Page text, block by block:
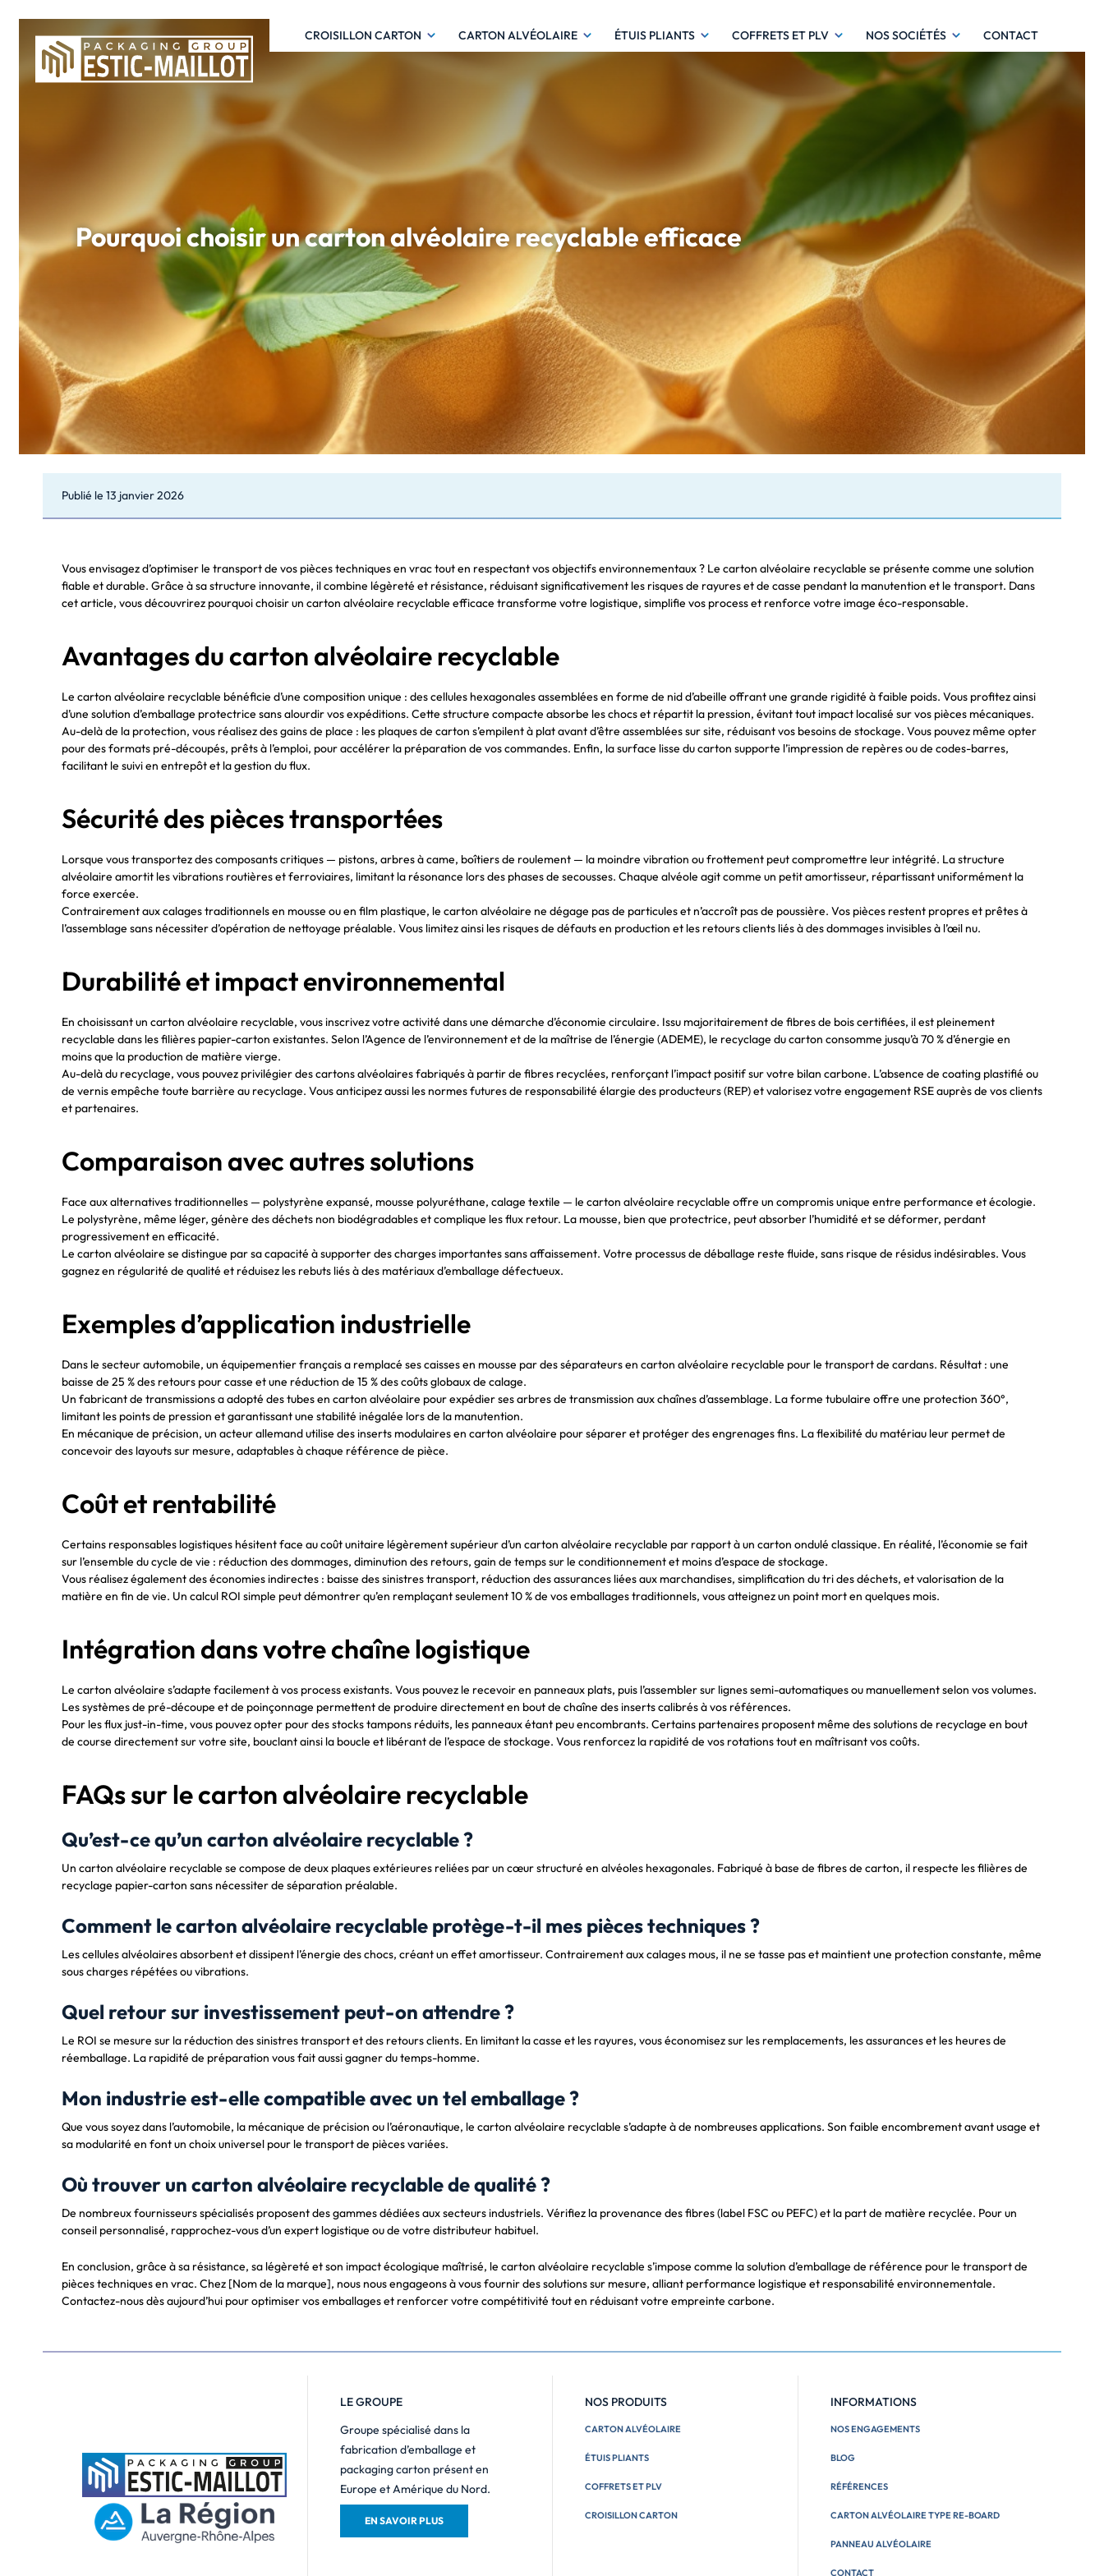
CROISILLON CARTON CARTON ALVÉOLAIRE ÉTUIS PLIANTS COFFRETS ET PLV NOS SOCIÉTÉS CONTACT
Pourquoi choisir un carton alvéolaire recyclable efficace
Publié le 13 janvier 2026
Vous envisagez d’optimiser le transport de vos pièces techniques en vrac tout en respectant vos objectifs environnementaux ? Le carton alvéolaire recyclable se présente comme une solution
fiable et durable. Grâce à sa structure innovante, il combine légèreté et résistance, réduisant significativement les risques de rayures et de casse pendant la manutention et le transport. Dans
cet article, vous découvrirez pourquoi choisir un carton alvéolaire recyclable efficace transforme votre logistique, simplifie vos process et renforce votre image éco-responsable.
Avantages du carton alvéolaire recyclable
Le carton alvéolaire recyclable bénéficie d’une composition unique : des cellules hexagonales assemblées en forme de nid d’abeille offrant une grande rigidité à faible poids. Vous profitez ainsi
d’une solution d’emballage protectrice sans alourdir vos expéditions. Cette structure compacte absorbe les chocs et répartit la pression, évitant tout impact localisé sur vos pièces mécaniques.
Au-delà de la protection, vous réalisez des gains de place : les plaques de carton s’empilent à plat avant d’être assemblées sur site, réduisant vos besoins de stockage. Vous pouvez même opter
pour des formats pré-découpés, prêts à l’emploi, pour accélérer la préparation de vos commandes. Enfin, la surface lisse du carton supporte l’impression de repères ou de codes-barres,
facilitant le suivi en entrepôt et la gestion du flux.
Sécurité des pièces transportées
Lorsque vous transportez des composants critiques — pistons, arbres à came, boîtiers de roulement — la moindre vibration ou frottement peut compromettre leur intégrité. La structure
alvéolaire amortit les vibrations routières et ferroviaires, limitant la résonance lors des phases de secousses. Chaque alvéole agit comme un petit amortisseur, répartissant uniformément la
force exercée.
Contrairement aux calages traditionnels en mousse ou en film plastique, le carton alvéolaire ne dégage pas de particules et n’accroît pas de poussière. Vos pièces restent propres et prêtes à
l’assemblage sans nécessiter d’opération de nettoyage préalable. Vous limitez ainsi les risques de défauts en production et les retours clients liés à des dommages invisibles à l’œil nu.
Durabilité et impact environnemental
En choisissant un carton alvéolaire recyclable, vous inscrivez votre activité dans une démarche d’économie circulaire. Issu majoritairement de fibres de bois certifiées, il est pleinement
recyclable dans les filières papier-carton existantes. Selon l’Agence de l’environnement et de la maîtrise de l’énergie (ADEME), le recyclage du carton consomme jusqu’à 70 % d’énergie en
moins que la production de matière vierge.
Au-delà du recyclage, vous pouvez privilégier des cartons alvéolaires fabriqués à partir de fibres recyclées, renforçant l’impact positif sur votre bilan carbone. L’absence de coating plastifié ou
de vernis empêche toute barrière au recyclage. Vous anticipez aussi les normes futures de responsabilité élargie des producteurs (REP) et valorisez votre engagement RSE auprès de vos clients
et partenaires.
Comparaison avec autres solutions
Face aux alternatives traditionnelles — polystyrène expansé, mousse polyuréthane, calage textile — le carton alvéolaire recyclable offre un compromis unique entre performance et écologie.
Le polystyrène, même léger, génère des déchets non biodégradables et complique les flux retour. La mousse, bien que protectrice, peut absorber l’humidité et se déformer, perdant
progressivement en efficacité.
Le carton alvéolaire se distingue par sa capacité à supporter des charges importantes sans affaissement. Votre processus de déballage reste fluide, sans risque de résidus indésirables. Vous
gagnez en régularité de qualité et réduisez les rebuts liés à des matériaux d’emballage défectueux.
Exemples d’application industrielle
Dans le secteur automobile, un équipementier français a remplacé ses caisses en mousse par des séparateurs en carton alvéolaire recyclable pour le transport de cardans. Résultat : une
baisse de 25 % des retours pour casse et une réduction de 15 % des coûts globaux de calage.
Un fabricant de transmissions a adopté des tubes en carton alvéolaire pour expédier ses arbres de transmission aux chaînes d’assemblage. La forme tubulaire offre une protection 360°,
limitant les points de pression et garantissant une stabilité inégalée lors de la manutention.
En mécanique de précision, un acteur allemand utilise des inserts modulaires en carton alvéolaire pour séparer et protéger des engrenages fins. La flexibilité du matériau leur permet de
concevoir des layouts sur mesure, adaptables à chaque référence de pièce.
Coût et rentabilité
Certains responsables logistiques hésitent face au coût unitaire légèrement supérieur d’un carton alvéolaire recyclable par rapport à un carton ondulé classique. En réalité, l’économie se fait
sur l’ensemble du cycle de vie : réduction des dommages, diminution des retours, gain de temps sur le conditionnement et moins d’espace de stockage.
Vous réalisez également des économies indirectes : baisse des sinistres transport, réduction des assurances liées aux marchandises, simplification du tri des déchets, et valorisation de la
matière en fin de vie. Un calcul ROI simple peut démontrer qu’en remplaçant seulement 10 % de vos emballages traditionnels, vous atteignez un point mort en quelques mois.
Intégration dans votre chaîne logistique
Le carton alvéolaire s’adapte facilement à vos process existants. Vous pouvez le recevoir en panneaux plats, puis l’assembler sur lignes semi-automatiques ou manuellement selon vos volumes.
Les systèmes de pré-découpe et de poinçonnage permettent de produire directement en bout de chaîne des inserts calibrés à vos références.
Pour les flux just-in-time, vous pouvez opter pour des stocks tampons réduits, les panneaux étant peu encombrants. Certains partenaires proposent même des solutions de recyclage en bout
de course directement sur votre site, bouclant ainsi la boucle et libérant de l’espace de stockage. Vous renforcez la rapidité de vos rotations tout en maîtrisant vos coûts.
FAQs sur le carton alvéolaire recyclable
Qu’est-ce qu’un carton alvéolaire recyclable ?
Un carton alvéolaire recyclable se compose de deux plaques extérieures reliées par un cœur structuré en alvéoles hexagonales. Fabriqué à base de fibres de carton, il respecte les filières de
recyclage papier-carton sans nécessiter de séparation préalable.
Comment le carton alvéolaire recyclable protège-t-il mes pièces techniques ?
Les cellules alvéolaires absorbent et dissipent l’énergie des chocs, créant un effet amortisseur. Contrairement aux calages mous, il ne se tasse pas et maintient une protection constante, même
sous charges répétées ou vibrations.
Quel retour sur investissement peut-on attendre ?
Le ROI se mesure sur la réduction des sinistres transport et des retours clients. En limitant la casse et les rayures, vous économisez sur les remplacements, les assurances et les heures de
réemballage. La rapidité de préparation vous fait aussi gagner du temps-homme.
Mon industrie est-elle compatible avec un tel emballage ?
Que vous soyez dans l’automobile, la mécanique de précision ou l’aéronautique, le carton alvéolaire recyclable s’adapte à de nombreuses applications. Son faible encombrement avant usage et
sa modularité en font un choix universel pour le transport de pièces variées.
Où trouver un carton alvéolaire recyclable de qualité ?
De nombreux fournisseurs spécialisés proposent des gammes dédiées aux secteurs industriels. Vérifiez la provenance des fibres (label FSC ou PEFC) et la part de matière recyclée. Pour un
conseil personnalisé, rapprochez-vous d’un expert logistique ou de votre distributeur habituel.
En conclusion, grâce à sa résistance, sa légèreté et son impact écologique maîtrisé, le carton alvéolaire recyclable s’impose comme la solution d’emballage de référence pour le transport de
pièces techniques en vrac. Chez [Nom de la marque], nous nous engageons à vous fournir des solutions sur mesure, alliant performance logistique et responsabilité environnementale.
Contactez-nous dès aujourd’hui pour optimiser vos emballages et renforcer votre compétitivité tout en réduisant votre empreinte carbone.
LE GROUPE
Groupe spécialisé dans la
fabrication d’emballage et
packaging carton présent en
Europe et Amérique du Nord.
EN SAVOIR PLUS
NOS PRODUITS
CARTON ALVÉOLAIRE
ÉTUIS PLIANTS
COFFRETS ET PLV
CROISILLON CARTON
INFORMATIONS
NOS ENGAGEMENTS
BLOG
RÉFÉRENCES
CARTON ALVÉOLAIRE TYPE RE-BOARD
PANNEAU ALVÉOLAIRE
CONTACT